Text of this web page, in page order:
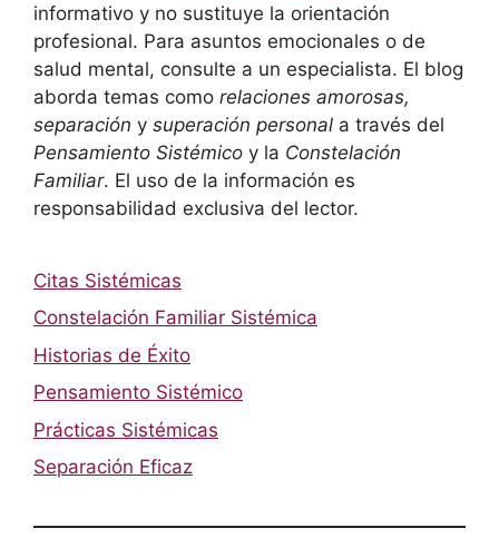
informativo y no sustituye la orientación
profesional. Para asuntos emocionales o de
salud mental, consulte a un especialista. El blog
aborda temas como relaciones amorosas,
separación y superación personal a través del
Pensamiento Sistémico y la Constelación
Familiar. El uso de la información es
responsabilidad exclusiva del lector.
Citas Sistémicas
Constelación Familiar Sistémica
Historias de Éxito
Pensamiento Sistémico
Prácticas Sistémicas
Separación Eficaz